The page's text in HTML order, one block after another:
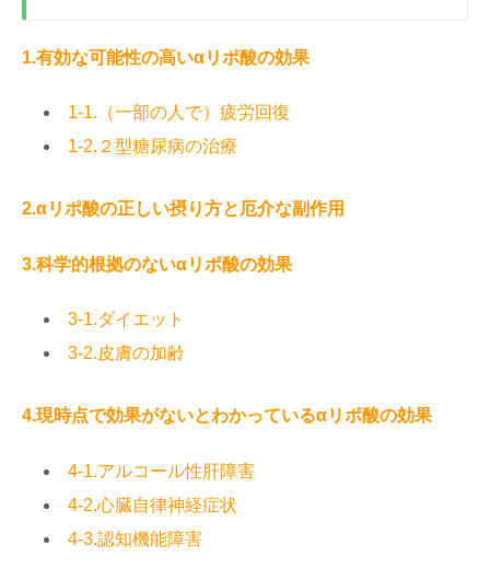
1.有効な可能性の高いαリポ酸の効果
1-1.（一部の人で）疲労回復
1-2.２型糖尿病の治療
2.αリポ酸の正しい摂り方と厄介な副作用
3.科学的根拠のないαリポ酸の効果
3-1.ダイエット
3-2.皮膚の加齢
4.現時点で効果がないとわかっているαリポ酸の効果
4-1.アルコール性肝障害
4-2.心臓自律神経症状
4-3.認知機能障害